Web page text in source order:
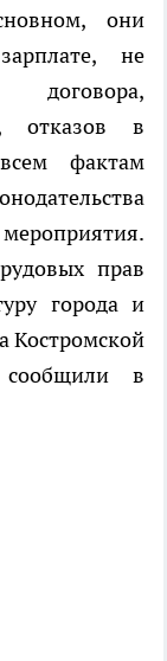
они
не
отказов в
фактам
прав
города и
Костромской
в